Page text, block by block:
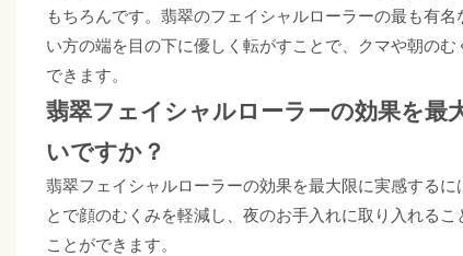
もちろんです。翡翠のフェイシャルローラーの最も有
い方の端を目の下に優しく転がすことで、クマや朝の
できます。
翡翠フェイシャルローラーの効果を最
いですか？
翡翠フェイシャルローラーの効果を最大限に実感する
とで顔のむくみを軽減し、夜のお手入れに取り入れる
ことができます。